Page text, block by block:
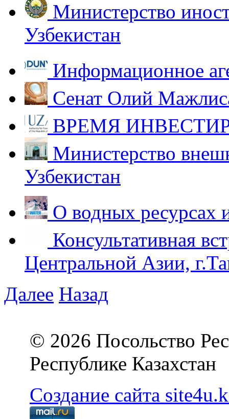
Министерство
Узбекистан
Информационное
Сенат Олий
ВРЕМЯ
Министерство
Узбекистан
О водных ресурсах
Консультативная
Центральной Азии,
Далее Назад
© 2026 Посольство
Республике Казахстан
Создание сайта